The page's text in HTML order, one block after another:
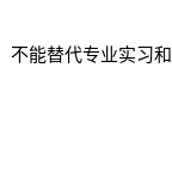
不能替代专业实习和